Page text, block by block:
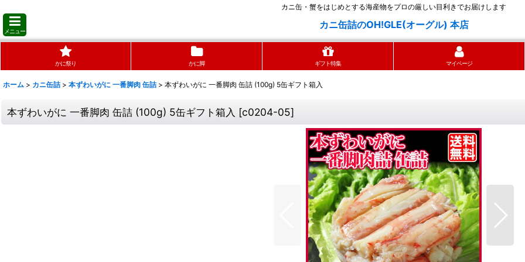
カニ缶・蟹をはじめとする海産物をプロの厳しい目利きでお届けします
メニュー
カニ缶詰のOH!GLE(オーグル) 本店
かに祭り かに脚 ギフト特集 マイページ
ホーム > カニ缶詰 > 本ずわいがに 一番脚肉 缶詰 > 本ずわいがに 一番脚肉 缶詰 (100g) 5缶ギフト箱入
本ずわいがに 一番脚肉 缶詰 (100g) 5缶ギフト箱入 [c0204-05]